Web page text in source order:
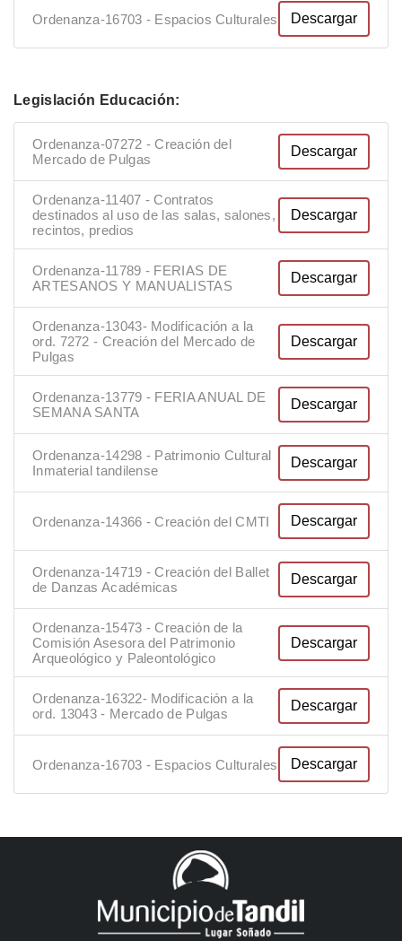
Ordenanza-16703 - Espacios Culturales Descargar
Legislación Educación:
Ordenanza-07272 - Creación del
Mercado de Pulgas
Descargar
Ordenanza-11407 - Contratos
destinados al uso de las salas, salones,
recintos, predios
Descargar
Ordenanza-11789 - FERIAS DE
ARTESANOS Y MANUALISTAS
Descargar
Ordenanza-13043- Modificación a la
ord. 7272 - Creación del Mercado de
Pulgas
Descargar
Ordenanza-13779 - FERIA ANUAL DE
SEMANA SANTA
Descargar
Ordenanza-14298 - Patrimonio Cultural
Inmaterial tandilense
Descargar
Ordenanza-14366 - Creación del CMTI Descargar
Ordenanza-14719 - Creación del Ballet
de Danzas Académicas
Descargar
Ordenanza-15473 - Creación de la
Comisión Asesora del Patrimonio
Arqueológico y Paleontológico
Descargar
Ordenanza-16322- Modificación a la
ord. 13043 - Mercado de Pulgas
Descargar
Ordenanza-16703 - Espacios Culturales Descargar